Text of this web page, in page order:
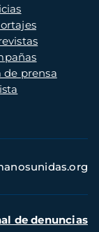
de prensa
de denuncias